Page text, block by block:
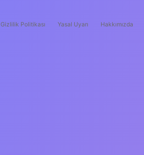
Gizlilik Politikası Yasal Uyarı Hakkımızda